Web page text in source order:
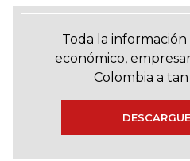
Toda la
económico,
Colombia a